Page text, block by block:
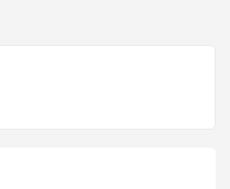
e-posta ile bilgilendireceğiz.